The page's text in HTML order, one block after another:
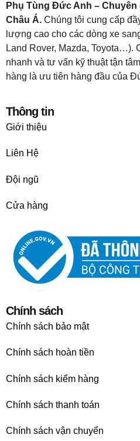
Phụ Tùng Đức Anh –
Châu Á. Chúng tôi cung cấp
lượng cao cho các dòng xe
Land Rover, Mazda, Toyota…).
nhanh và tư vấn kỹ thuật tận
hàng là ưu tiên hàng đầu của
Thông tin
Giới thiệu
Liên Hệ
Đội ngũ
Cửa hàng
Chính sách
Chính sách bảo mật
Chính sách hoàn tiền
Chính sách kiểm hàng
Chính sách thanh toán
Chính sách vận chuyển